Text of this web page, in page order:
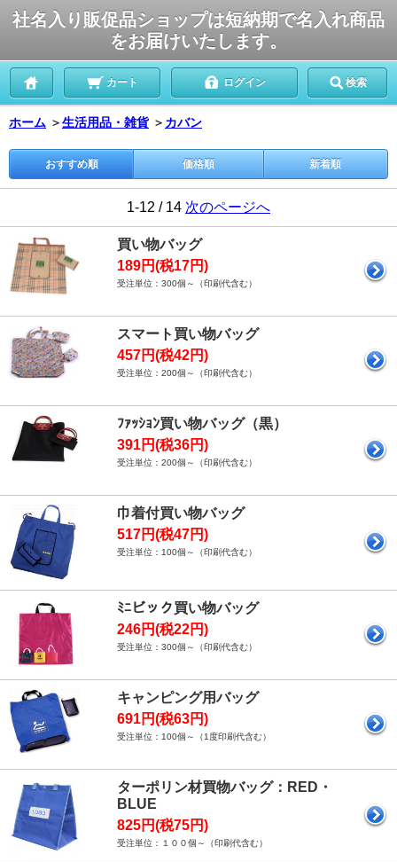
社名入り販促品ショップは短納期で名入れ商品
をお届けいたします。
カート ログイン 検索
ホーム ＞生活用品・雑貨 ＞ カバン
おすすめ順 価格順 新着順
1-12 / 14 次のページへ
買い物バッグ
189円(税17円)
受注単位：300個～（印刷代含む）
スマート買い物バッグ
457円(税42円)
受注単位：200個～（印刷代含む）
ﾌｧｯｼｮﾝ買い物バッグ（黒）
391円(税36円)
受注単位：200個～（印刷代含む）
巾着付買い物バッグ
517円(税47円)
受注単位：100個～（印刷代含む）
ﾐﾆビック買い物バッグ
246円(税22円)
受注単位：300個～（印刷代含む）
キャンピング用バッグ
691円(税63円)
受注単位：100個～（1度印刷代含む）
ターポリン材買物バッグ：RED・
BLUE
825円(税75円)
受注単位：１００個～（印刷代含む）